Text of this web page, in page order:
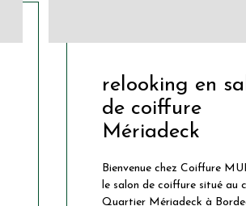
relooking en
de coiffure
Mériadeck
Bienvenue chez Coiffure
le salon de coiffure situé au
Quartier Mériadeck à